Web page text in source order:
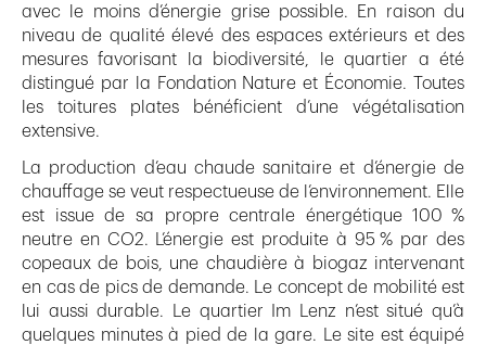
avec le moins d’énergie grise possible. En raison du
niveau de qualité élevé des espaces extérieurs et des
mesures favorisant la biodiversité, le quartier a été
distingué par la Fondation Nature et Économie. Toutes
les toitures plates bénéficient d’une végétalisation
extensive.
La production d’eau chaude sanitaire et d’énergie de
chauffage se veut respectueuse de l’environnement. Elle
est issue de sa propre centrale énergétique 100 %
neutre en CO2. L’énergie est produite à 95 % par des
copeaux de bois, une chaudière à biogaz intervenant
en cas de pics de demande. Le concept de mobilité est
lui aussi durable. Le quartier Im Lenz n’est situé qu’à
quelques minutes à pied de la gare. Le site est équipé